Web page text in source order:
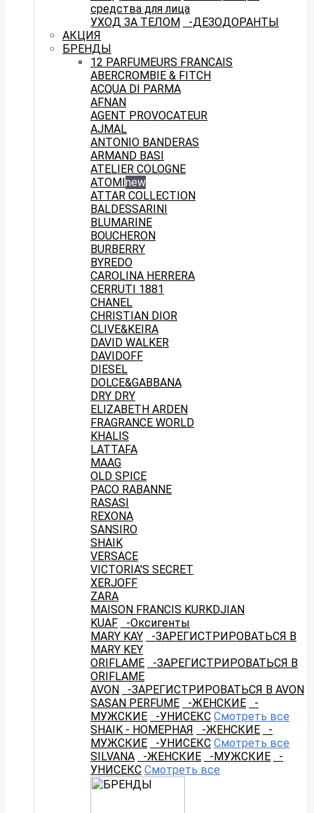
средства для лица
УХОД ЗА ТЕЛОМ
-ДЕЗОДОРАНТЫ
АКЦИЯ
БРЕНДЫ
12 PARFUMEURS FRANCAIS
ABERCROMBIE & FITCH
ACQUA DI PARMA
AFNAN
AGENT PROVOCATEUR
AJMAL
ANTONIO BANDERAS
ARMAND BASI
ATELIER COLOGNE
ATOMI new
ATTAR COLLECTION
BALDESSARINI
BLUMARINE
BOUCHERON
BURBERRY
BYREDO
CAROLINA HERRERA
CERRUTI 1881
CHANEL
CHRISTIAN DIOR
CLIVE&KEIRA
DAVID WALKER
DAVIDOFF
DIESEL
DOLCE&GABBANA
DRY DRY
ELIZABETH ARDEN
FRAGRANCE WORLD
KHALIS
LATTAFA
MAAG
OLD SPICE
PACO RABANNE
RASASI
REXONA
SANSIRO
SHAIK
VERSACE
VICTORIA'S SECRET
XERJOFF
ZARA
MAISON FRANCIS KURKDJIAN
KUAF
-Оксигенты
MARY KAY
-ЗАРЕГИСТРИРОВАТЬСЯ В
MARY KEY
ORIFLAME
-ЗАРЕГИСТРИРОВАТЬСЯ В
ORIFLAME
AVON
-ЗАРЕГИСТРИРОВАТЬСЯ В AVON
SASAN PERFUME
-ЖЕНСКИЕ
-
МУЖСКИЕ
-УНИСЕКС Смотреть все
SHAIK - НОМЕРНАЯ
-ЖЕНСКИЕ
-
МУЖСКИЕ
-УНИСЕКС Смотреть все
SILVANA
-ЖЕНСКИЕ -МУЖСКИЕ
-
УНИСЕКС Смотреть все